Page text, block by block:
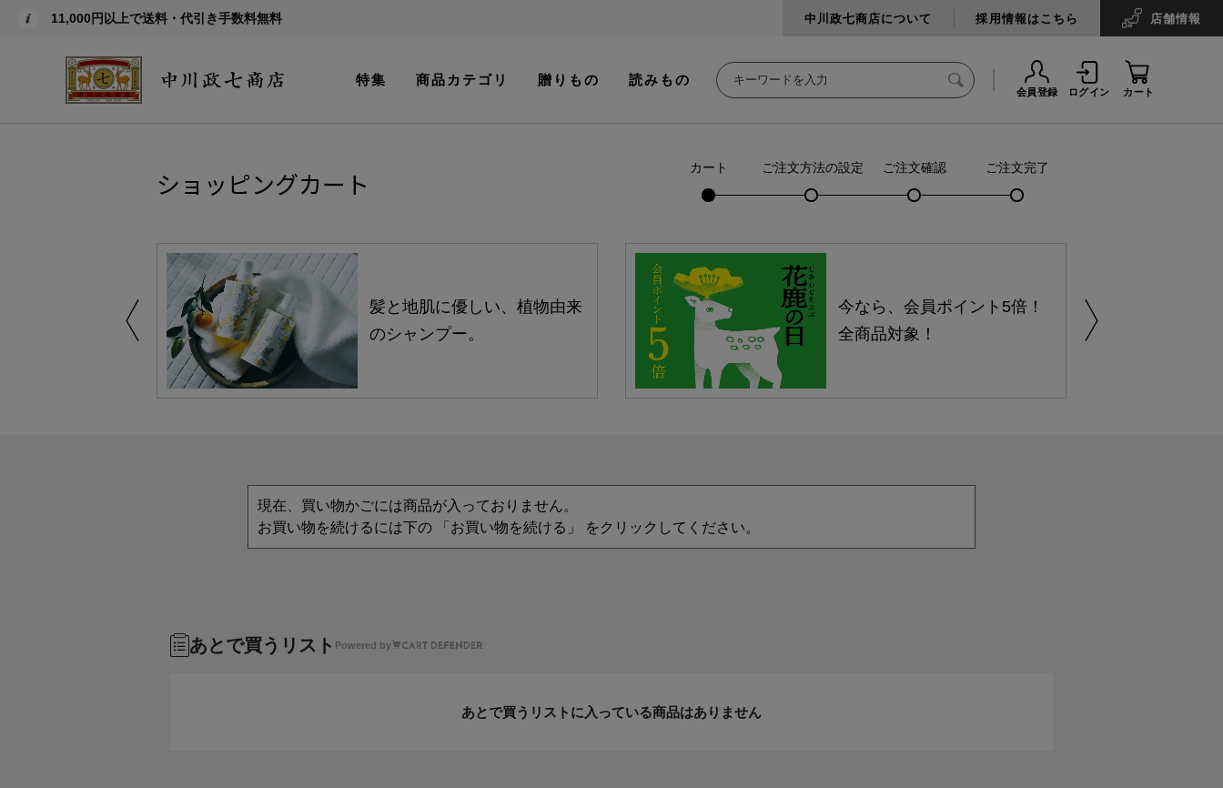
11,000円以上で送料・代引き手数料無料 中川政七商店について 採用情報はこちら 店舗情報
特集 商品カテゴリ 贈りもの 読みもの
会員登録 ログイン カート
ショッピングカート カート ご注文方法の設定 ご注文確認 ご注文完了
髪と地肌に優しい、植物由来
のシャンプー。
今なら、会員ポイント5倍！
全商品対象！
現在、買い物かごには商品が入っておりません。
お買い物を続けるには下の 「お買い物を続ける」 をクリックしてください。
あとで買うリスト Powered by
あとで買うリストに入っている商品はありません